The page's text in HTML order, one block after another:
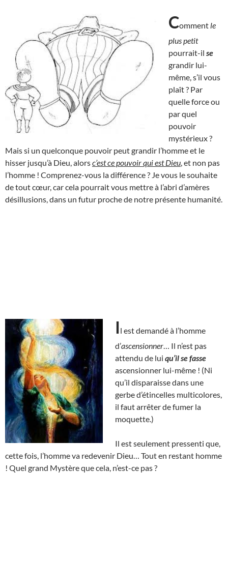
Comment le
plus petit
pourrait-il se
grandir lui-
même, s’il vous
plaît ? Par
quelle force ou
par quel
pouvoir
mystérieux ?
Mais si un quelconque pouvoir peut grandir l’homme et le
hisser jusqu’à Dieu, alorsc’est ce pouvoir qui est Dieu , et non pas
l’homme ! Comprenez-vous la différence ? Je vous le souhaite
de tout cœur, car cela pourrait vous mettre à l’abri d’amères
désillusions, dans un futur proche de notre présente humanité.
Il est demandé à l’homme
d’ascensionner … Il n’est pas
attendu de lui qu’il se fasse
ascensionner lui-même ! (Ni
qu’il disparaisse dans une
gerbe d’étincelles multicolores,
il faut arrêter de fumer la
moquette.)
Il est seulement pressenti que,
cette fois, l’homme va redevenir Dieu… Tout en restant homme
! Quel grand Mystère que cela, n’est-ce pas ?